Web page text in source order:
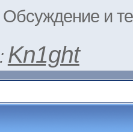
Обсуждение и
Kn1ght